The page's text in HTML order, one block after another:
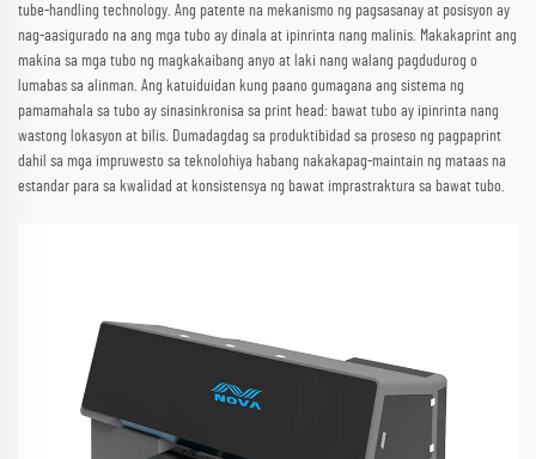
tube-handling technology. Ang patente na mekanismo ng pagsasanay at posisyon ay
nag-aasigurado na ang mga tubo ay dinala at ipinrinta nang malinis. Makakaprint ang
makina sa mga tubo ng magkakaibang anyo at laki nang walang pagdudurog o
lumabas sa alinman. Ang katuiduidan kung paano gumagana ang sistema ng
pamamahala sa tubo ay sinasinkronisa sa print head: bawat tubo ay ipinrinta nang
wastong lokasyon at bilis. Dumadagdag sa produktibidad sa proseso ng pagpaprint
dahil sa mga impruwesto sa teknolohiya habang nakakapag-maintain ng mataas na
estandar para sa kwalidad at konsistensya ng bawat imprastraktura sa bawat tubo.